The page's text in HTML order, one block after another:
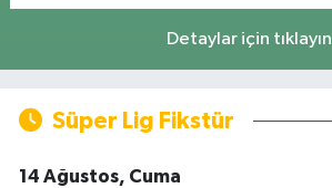
Detaylar için tıklayın
Süper Lig Fikstür
14 Ağustos, Cuma